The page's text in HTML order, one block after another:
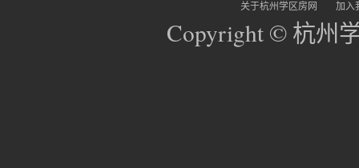
关于杭州学区房网 加入
Copyright © 杭州